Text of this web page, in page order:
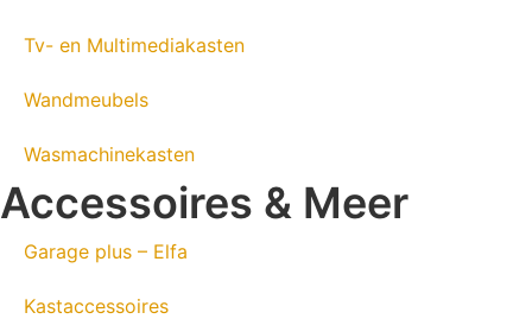
Tv- en Multimediakasten
Wandmeubels
Wasmachinekasten
Accessoires & Meer
Garage plus – Elfa
Kastaccessoires